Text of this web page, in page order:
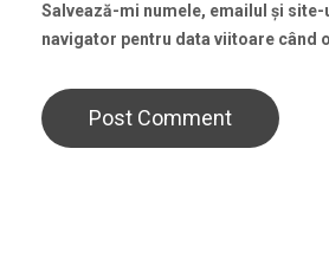
Salvează-mi numele, emailul și site-
navigator pentru data viitoare când